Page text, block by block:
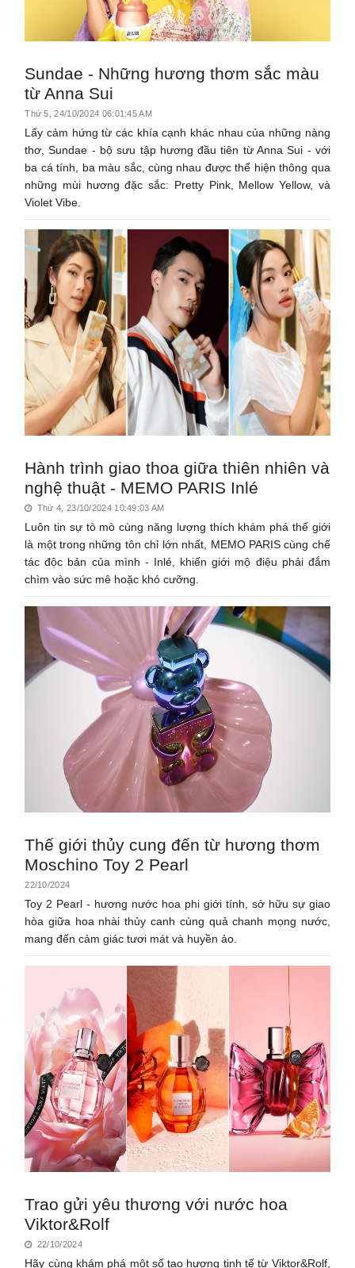
Sundae - Những hương thơm sắc màu
từ Anna Sui
Thứ 5, 24/10/2024 06:01:45 AM
Lấy cảm hứng từ các khía cạnh khác nhau của những nàng
thơ, Sundae - bộ sưu tập hương đầu tiên từ Anna Sui - với
ba cá tính, ba màu sắc, cùng nhau được thể hiện thông qua
những mùi hương đặc sắc: Pretty Pink, Mellow Yellow, và
Violet Vibe.
Hành trình giao thoa giữa thiên nhiên và
nghệ thuật - MEMO PARIS Inlé
Thứ 4, 23/10/2024 10:49:03 AM
Luôn tin sự tò mò cùng năng lượng thích khám phá thế giới
là một trong những tôn chỉ lớn nhất, MEMO PARIS cùng chế
tác độc bản của mình - Inlé, khiến giới mộ điệu phải đắm
chìm vào sức mê hoặc khó cưỡng.
Thế giới thủy cung đến từ hương thơm
Moschino Toy 2 Pearl
22/10/2024
Toy 2 Pearl - hương nước hoa phi giới tính, sở hữu sự giao
hòa giữa hoa nhài thủy canh cùng quả chanh mọng nước,
mang đến cảm giác tươi mát và huyền ảo.
Trao gửi yêu thương với nước hoa
Viktor&Rolf
22/10/2024
Hãy cùng khám phá một số tạo hương tinh tế từ Viktor&Rolf,